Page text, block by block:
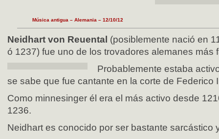
Música antigua – Alemania – 12/10/12
Neidhart von Reuental (posiblemente nació en
ó 1237) fue uno de los trovadores alemanes más
Probablemente estaba
se sabe que fue cantante en la corte de Federico
Como minnesinger él era el más activo desde
1236.
Neidhart es conocido por ser bastante sarcástico